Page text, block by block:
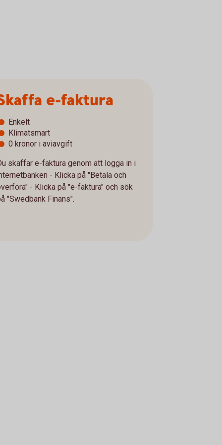
e-faktura
Enkelt
Klimatsmart
0 kronor i aviavgift
skaffar e-faktura genom att logga in i
- Klicka på "Betala och
- Klicka på "e-faktura" och sök
"Swedbank Finans".